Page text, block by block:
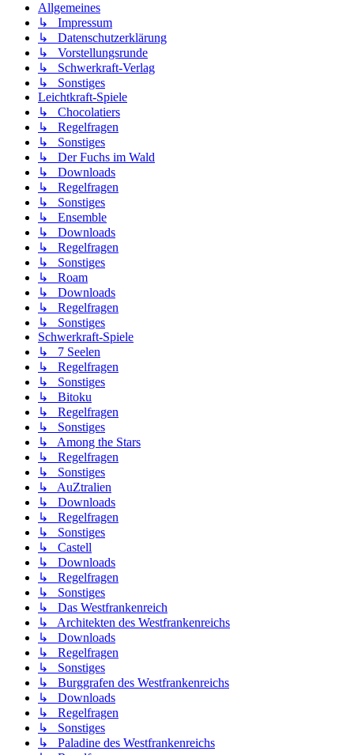
Allgemeines
↳ Impressum
↳ Datenschutzerklärung
↳ Vorstellungsrunde
↳ Schwerkraft-Verlag
↳ Sonstiges
Leichtkraft-Spiele
↳ Chocolatiers
↳ Regelfragen
↳ Sonstiges
↳ Der Fuchs im Wald
↳ Downloads
↳ Regelfragen
↳ Sonstiges
↳ Ensemble
↳ Downloads
↳ Regelfragen
↳ Sonstiges
↳ Roam
↳ Downloads
↳ Regelfragen
↳ Sonstiges
Schwerkraft-Spiele
↳ 7 Seelen
↳ Regelfragen
↳ Sonstiges
↳ Bitoku
↳ Regelfragen
↳ Sonstiges
↳ Among the Stars
↳ Regelfragen
↳ Sonstiges
↳ AuZtralien
↳ Downloads
↳ Regelfragen
↳ Sonstiges
↳ Castell
↳ Downloads
↳ Regelfragen
↳ Sonstiges
↳ Das Westfrankenreich
↳ Architekten des Westfrankenreichs
↳ Downloads
↳ Regelfragen
↳ Sonstiges
↳ Burggrafen des Westfrankenreichs
↳ Downloads
↳ Regelfragen
↳ Sonstiges
↳ Paladine des Westfrankenreichs